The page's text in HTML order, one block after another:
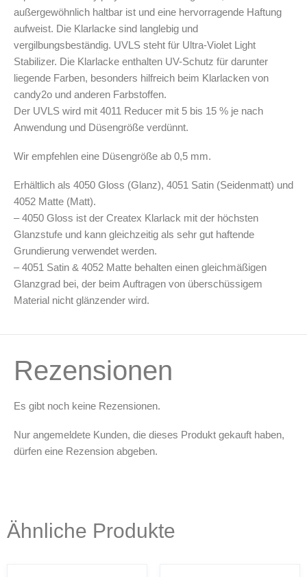
Gutscheine
X
außergewöhnlich haltbar ist und eine hervorragende Haftung
aufweist. Die Klarlacke sind langlebig und
vergilbungsbeständig. UVLS steht für Ultra-Violet Light
Stabilizer. Die Klarlacke enthalten UV-Schutz für darunter
liegende Farben, besonders hilfreich beim Klarlacken von
candy2o und anderen Farbstoffen.
Der UVLS wird mit 4011 Reducer mit 5 bis 15 % je nach
Anwendung und Düsengröße verdünnt.
Wir empfehlen eine Düsengröße ab 0,5 mm.
Erhältlich als 4050 Gloss (Glanz), 4051 Satin (Seidenmatt) und
4052 Matte (Matt).
– 4050 Gloss ist der Createx Klarlack mit der höchsten
Glanzstufe und kann gleichzeitig als sehr gut haftende
Grundierung verwendet werden.
– 4051 Satin & 4052 Matte behalten einen gleichmäßigen
Glanzgrad bei, der beim Auftragen von überschüssigem
Material nicht glänzender wird.
Rezensionen
Es gibt noch keine Rezensionen.
Nur angemeldete Kunden, die dieses Produkt gekauft haben,
dürfen eine Rezension abgeben.
Ähnliche Produkte